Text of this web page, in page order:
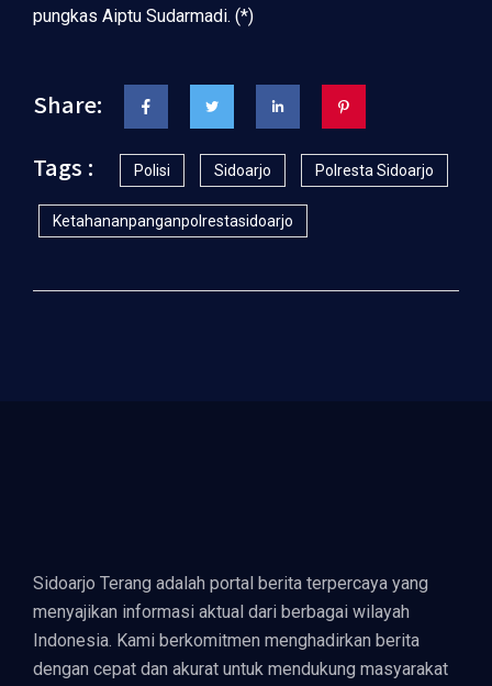
pungkas Aiptu Sudarmadi. (*)
Share:
Tags :
Polisi Sidoarjo Polresta Sidoarjo
Ketahananpanganpolrestasidoarjo
Sidoarjo Terang adalah portal berita terpercaya yang
menyajikan informasi aktual dari berbagai wilayah
Indonesia. Kami berkomitmen menghadirkan berita
dengan cepat dan akurat untuk mendukung masyarakat